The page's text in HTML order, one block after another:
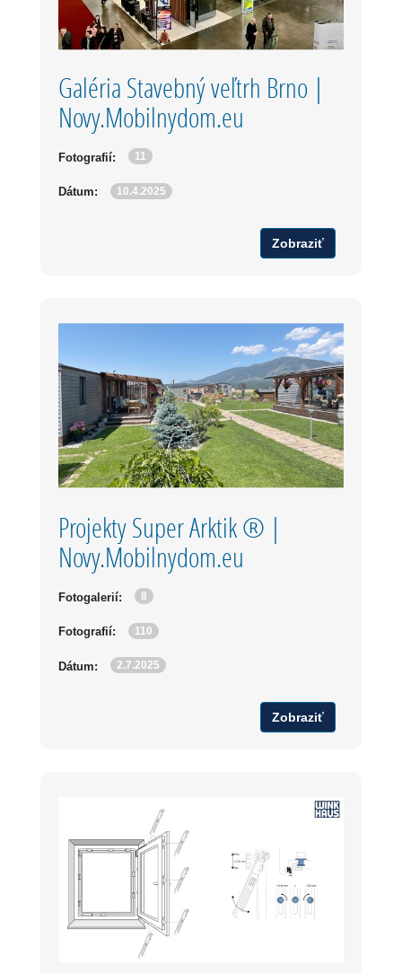
Galéria Stavebný veľtrh Brno |
Novy.Mobilnydom.eu
Fotografií: 11
Dátum: 10.4.2025
Zobraziť
Projekty Super Arktik ® |
Novy.Mobilnydom.eu
Fotogalerií: 8
Fotografií: 110
Dátum: 2.7.2025
Zobraziť